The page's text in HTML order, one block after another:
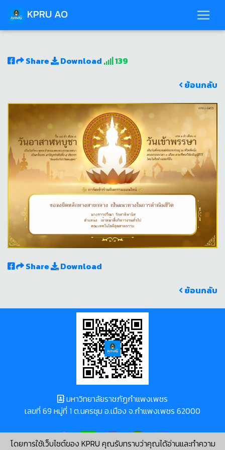
KPRU AO
Share Download
139
ย้อนกลับ
Share
Download
ย้อนกลับ
โดยการใช้เว็บไซต์ของ KPRU คุณรับทราบว่าคุณได้อ่านและทำความ
มหาวิทยาลัยราชภัฏกำแพงเพชร
เลขที่ 69 หมู่ที่ 1 ต.นครชุม อ.เมือง จ.กำแพงเพชร 62000